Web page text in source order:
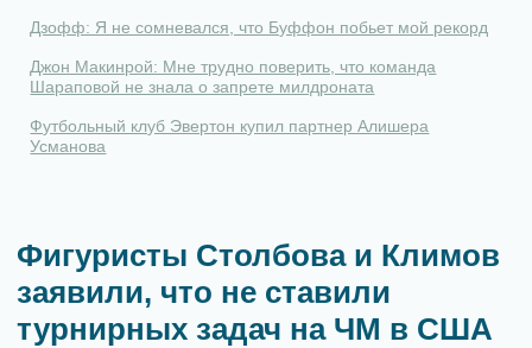
Дзофф: Я не сомневался, что Буффон побьет мой рекорд
Джон Макинрой: Мне трудно поверить, что команда
Шараповой не знала о запрете милдроната
Футбольный клуб Эвертон купил партнер Алишера
Усманова
Фигуристы Столбова и Климов
заявили, что не ставили
турнирных задач на ЧМ в США